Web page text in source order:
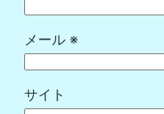
メール ※
サイト